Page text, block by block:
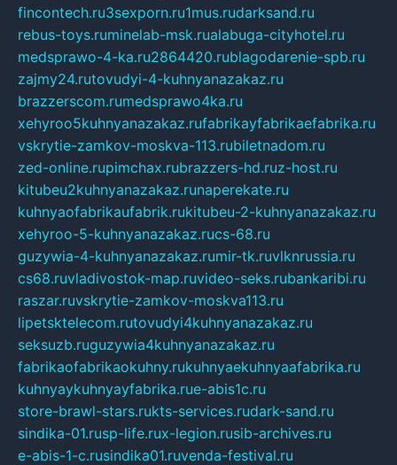
fincontech.ru3sexporn.ru1mus.rudarksand.ru
rebus-toys.ruminelab-msk.rualabuga-cityhotel.ru
medsprawo-4-ka.ru2864420.rublagodarenie-spb.ru
zajmy24.rutovudyi-4-kuhnyanazakaz.ru
brazzerscom.rumedsprawo4ka.ru
xehyroo5kuhnyanazakaz.rufabrikayfabrikaefabrika.ru
vskrytie-zamkov-moskva-113.rubiletnadom.ru
zed-online.rupimchax.rubrazzers-hd.ruz-host.ru
kitubeu2kuhnyanazakaz.runaperekate.ru
kuhnyaofabrikaufabrik.rukitubeu-2-kuhnyanazakaz.ru
xehyroo-5-kuhnyanazakaz.rucs-68.ru
guzywia-4-kuhnyanazakaz.rumir-tk.ruvlknrussia.ru
cs68.ruvladivostok-map.ruvideo-seks.rubankaribi.ru
raszar.ruvskrytie-zamkov-moskva113.ru
lipetsktelecom.rutovudyi4kuhnyanazakaz.ru
seksuzb.ruguzywia4kuhnyanazakaz.ru
fabrikaofabrikaokuhny.rukuhnyaekuhnyaafabrika.ru
kuhnyaykuhnyayfabrika.rue-abis1c.ru
store-brawl-stars.rukts-services.rudark-sand.ru
sindika-01.rusp-life.rux-legion.rusib-archives.ru
e-abis-1-c.rusindika01.ruvenda-festival.ru